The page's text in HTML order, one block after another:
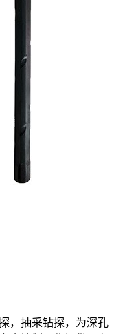
，抽采钻探，为深孔